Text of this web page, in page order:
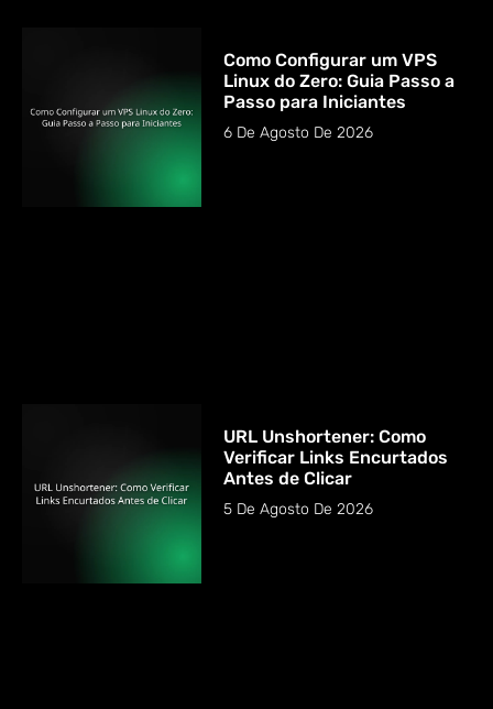
Como Configurar um VPS
Linux do Zero: Guia Passo a
Passo para Iniciantes
6 De Agosto De 2026
URL Unshortener: Como
Verificar Links Encurtados
Antes de Clicar
5 De Agosto De 2026